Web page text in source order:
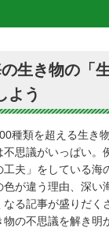
生き物の「
よう
種類を超える生き
不思議がいっぱい。
夫」をしている海
が違う理由、深い
る記事が盛りだく
の不思議を解き明